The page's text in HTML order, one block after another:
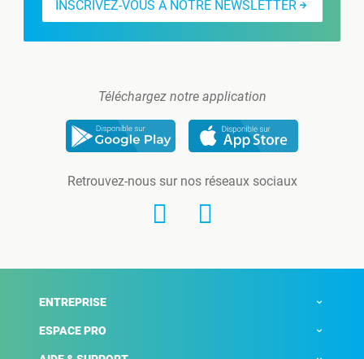
INSCRIVEZ-VOUS À NOTRE NEWSLETTER
Téléchargez notre application
Retrouvez-nous sur nos réseaux sociaux
ENTREPRISE
ESPACE PRO